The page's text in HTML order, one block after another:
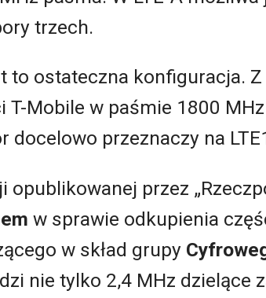
trzech.
to ostateczna konfiguracja.
T-Mobile w paśmie 1800
docelowo przeznaczy na
opublikowanej przez
w sprawie odkupienia
w skład grupy
nie tylko 2,4 MHz dzielące